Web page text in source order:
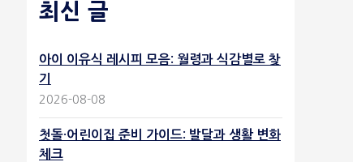
최신 글
아이 이유식 레시피 모음: 월령과 식감별로 찾
기
2026-08-08
첫돌·어린이집 준비 가이드: 발달과 생활 변화
체크